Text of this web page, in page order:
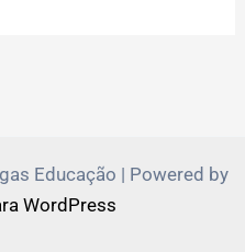
Educação | Powered by
WordPress